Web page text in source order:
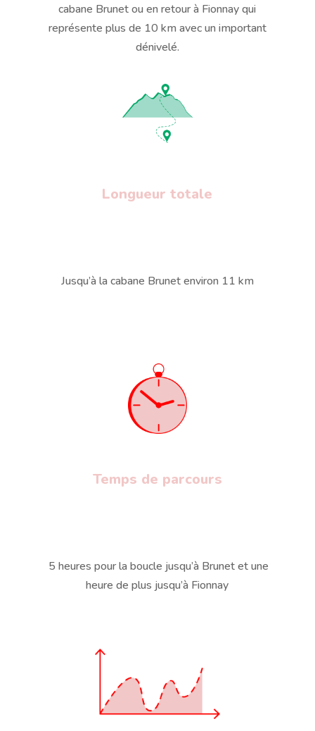
cabane Brunet ou en retour à Fionnay qui
représente plus de 10 km avec un important
dénivelé.
Longueur totale
Jusqu’à la cabane Brunet environ 11 km
Temps de parcours
5 heures pour la boucle jusqu’à Brunet et une
heure de plus jusqu’à Fionnay